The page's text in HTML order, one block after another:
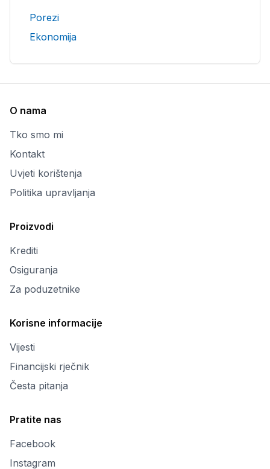
Porezi
Ekonomija
O nama
Tko smo mi
Kontakt
Uvjeti korištenja
Politika upravljanja
Proizvodi
Krediti
Osiguranja
Za poduzetnike
Korisne informacije
Vijesti
Financijski rječnik
Česta pitanja
Pratite nas
Facebook
Instagram